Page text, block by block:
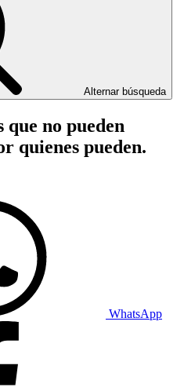
Alternar búsqueda
no pueden
quienes pueden.
WhatsApp